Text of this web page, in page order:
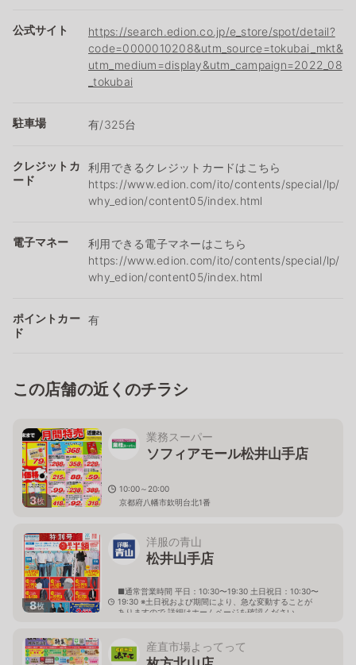
公式サイト
https://search.edion.co.jp/e_store/spot/detail?
code=0000010208&utm_source=tokubai_mkt&
utm_medium=display&utm_campaign=2022_08
_tokubai
駐車場 有/325台
クレジットカ
ード
利用できるクレジットカードはこちら
https://www.edion.com/ito/contents/special/lp/
why_edion/content05/index.html
電子マネー
利用できる電子マネーはこちら
https://www.edion.com/ito/contents/special/lp/
why_edion/content05/index.html
ポイントカー
ド
有
この店舗の近くのチラシ
3枚
業務スーパー
ソフィアモール松井山手店
10:00～20:00
京都府八幡市欽明台北1番
8枚
洋服の青山
松井山手店
■通常営業時間 平日：10:30〜19:30 土日祝日：10:30〜
19:30 ※土日祝および期間により、急な変動することが
ありますので 詳細はホームページを確認ください
産直市場よってって